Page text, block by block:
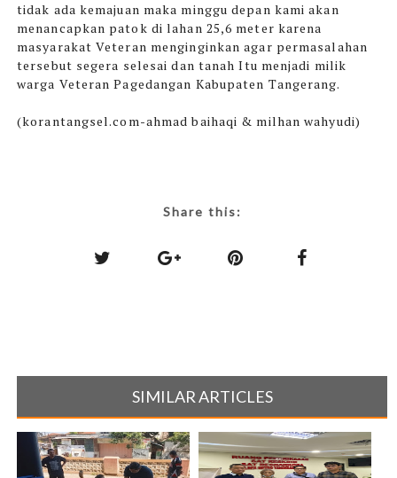
tidak ada kemajuan maka minggu depan kami akan
menancapkan patok di lahan 25,6 meter karena
masyarakat Veteran menginginkan agar permasalahan
tersebut segera selesai dan tanah Itu menjadi milik
warga Veteran Pagedangan Kabupaten Tangerang.
(korantangsel.com-ahmad baihaqi & milhan wahyudi)
Share this:
SIMILAR ARTICLES